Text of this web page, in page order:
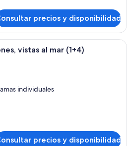
precios y disponibilidad
Habitación de hotel con una cama
vistas al mar (1+4)
individuales
precios y disponibilidad